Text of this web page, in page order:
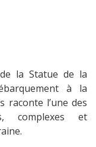
la Statue de la
à la
raconte l’une des
complexes et